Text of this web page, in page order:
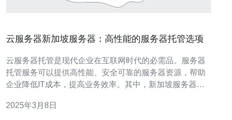
云服务器新加坡服务器：高性能的服务器托管选项
云服务器托管是现代企业在互联网时代的必需品。服务器
托管服务可以提供高性能、安全可靠的服务器资源，帮助
企业降低IT成本，提高业务效率。其中，新加坡服务器作
了越来越多的企业选择。 新加坡作为亚洲的金融和科技中
2025年3月8日